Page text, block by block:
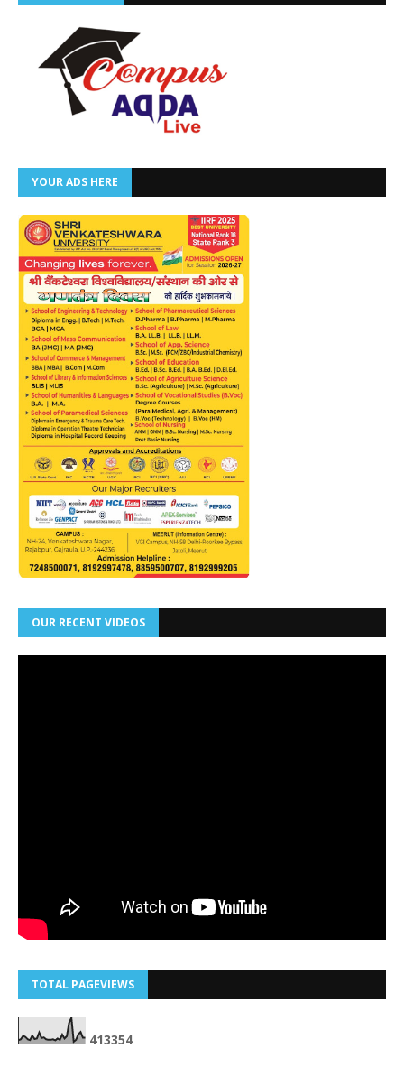
YOUR ADS HERE
OUR RECENT VIDEOS
TOTAL PAGEVIEWS
413354